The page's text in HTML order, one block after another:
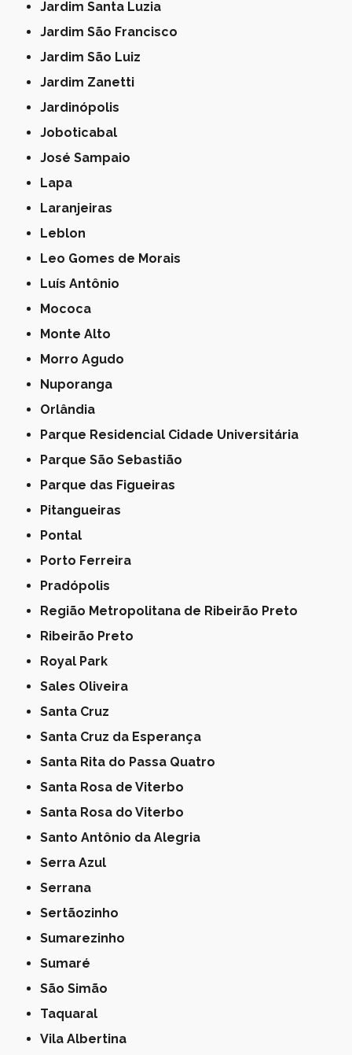
Jardim Santa Luzia
Jardim São Francisco
Jardim São Luiz
Jardim Zanetti
Jardinópolis
Joboticabal
José Sampaio
Lapa
Laranjeiras
Leblon
Leo Gomes de Morais
Luís Antônio
Mococa
Monte Alto
Morro Agudo
Nuporanga
Orlândia
Parque Residencial Cidade Universitária
Parque São Sebastião
Parque das Figueiras
Pitangueiras
Pontal
Porto Ferreira
Pradópolis
Região Metropolitana de Ribeirão Preto
Ribeirão Preto
Royal Park
Sales Oliveira
Santa Cruz
Santa Cruz da Esperança
Santa Rita do Passa Quatro
Santa Rosa de Viterbo
Santa Rosa do Viterbo
Santo Antônio da Alegria
Serra Azul
Serrana
Sertãozinho
Sumarezinho
Sumaré
São Simão
Taquaral
Vila Albertina